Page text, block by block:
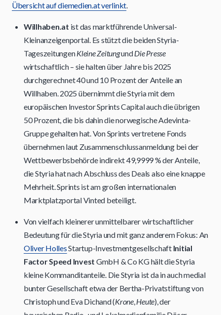
Übersicht auf diemedien.at verlinkt.
Willhaben.at ist das marktführende Universal-
Kleinanzeigenportal. Es stützt die beiden Styria-
TageszeitungenKleine ZeitungundDie Presse
wirtschaftlich – sie halten über Jahre bis 2025
durchgerechnet 40 und 10 Prozent der Anteile an
Willhaben. 2025 übernimmt die Styria mit dem
europäischen Investor Sprints Capital auch die übrigen
50 Prozent, die bis dahin die norwegische Adevinta-
Gruppe gehalten hat. Von Sprints vertretene Fonds
übernehmen laut Zusammenschlussanmeldung bei der
Wettbewerbsbehörde indirekt 49,9999 % der Anteile,
die Styria hat nach Abschluss des Deals also eine knappe
Mehrheit. Sprints ist am großen internationalen
Marktplatzportal Vinted beteiligt.
Von vielfach kleinerer unmittelbarer wirtschaftlicher
Bedeutung für die Styria und mit ganz anderem Fokus: An
Oliver HollesStartup-InvestmentgesellschaftInitial
Factor Speed Invest GmbH & Co KG hält die Styria
kleine Kommanditanteile. Die Styria ist da in auch medial
bunter Gesellschaft etwa der Bertha-Privatstiftung von
Christoph und Eva Dichand (Krone,Heute), der